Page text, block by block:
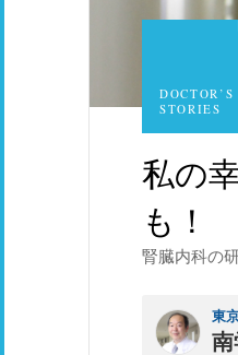
DOCTOR’S
STORIES
私の
も！
腎臓内科の
東
南